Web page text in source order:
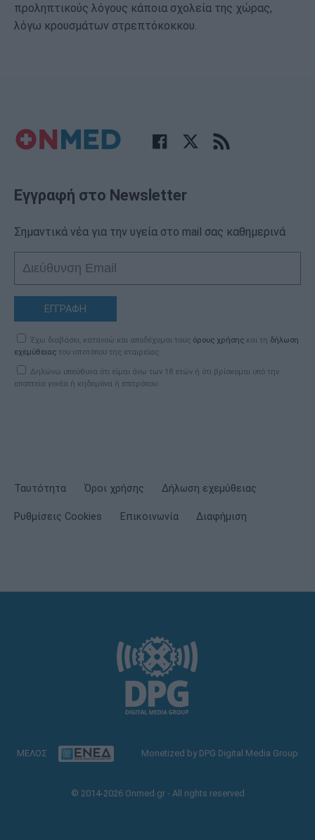
προληπτικούς λόγους κάποια σχολεία της χώρας,
λόγω κρουσμάτων στρεπτόκοκκου.
Εγγραφή στο Newsletter
Σημαντικά νέα για την υγεία στο mail σας καθημερινά
ΕΓΓΡΑΦΗ
Έχω διαβάσει, κατανοώ και αποδέχομαι τους όρους χρήσης και τη δήλωση
εχεμύθειας του ιστοτόπου της εταιρείας
Δηλώνω υπεύθυνα ότι είμαι άνω των 18 ετών ή ότι βρίσκομαι υπό την
εποπτεία γονέα ή κηδεμόνα ή επιτρόπου
Ταυτότητα Όροι χρήσης Δήλωση εχεμύθειας
Ρυθμίσεις Cookies Επικοινωνία Διαφήμιση
ΜΕΛΟΣ Monetized by DPG Digital Media Group
© 2014-2026 Onmed.gr - All rights reserved